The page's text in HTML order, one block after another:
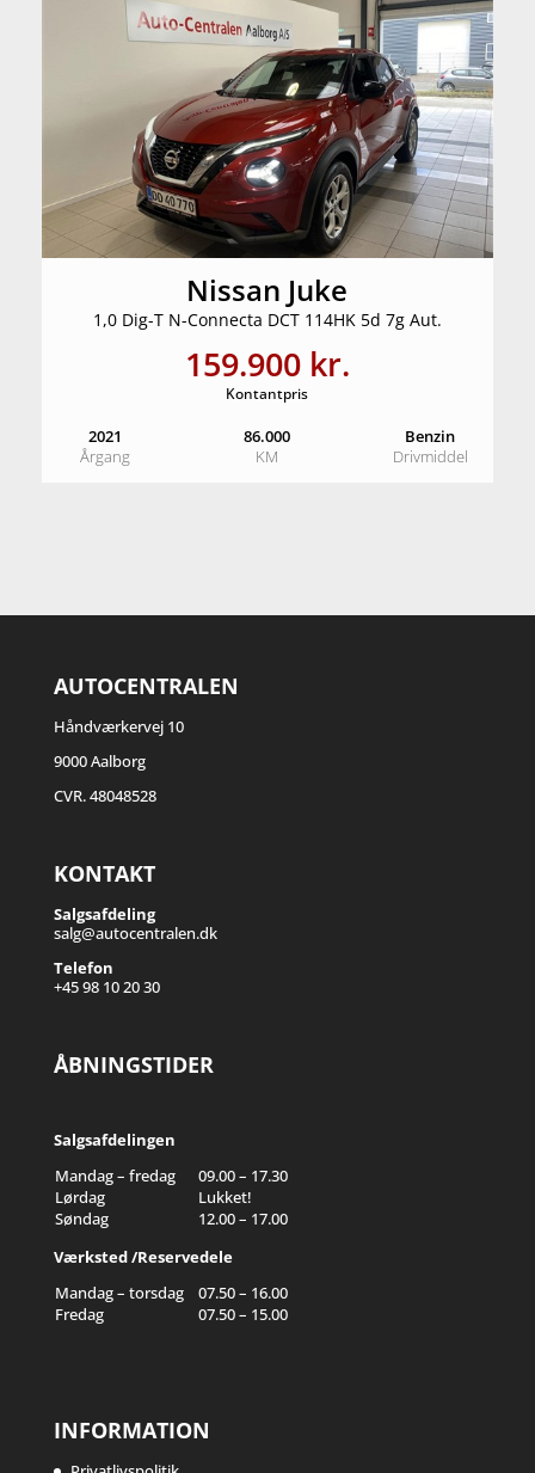
Nissan Juke
1,0 Dig-T N-Connecta DCT 114HK 5d 7g Aut.
159.900 kr.
Kontantpris
2021
Årgang
86.000
KM
Benzin
Drivmiddel
AUTOCENTRALEN
Håndværkervej 10
9000 Aalborg
CVR. 48048528
KONTAKT
Salgsafdeling
salg@autocentralen.dk
Telefon
+45 98 10 20 30
ÅBNINGSTIDER
Salgsafdelingen
Mandag – fredag
09.00 – 17.30
Lørdag
Lukket!
Søndag
12.00 – 17.00
Værksted /Reservedele
Mandag – torsdag
07.50 – 16.00
Fredag
07.50 – 15.00
INFORMATION